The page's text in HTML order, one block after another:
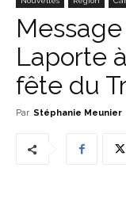
Laporte
fête du
Par Stéphanie Meunier